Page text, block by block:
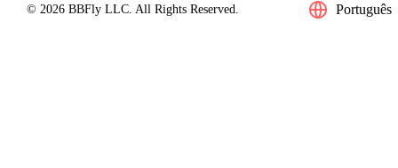
© 2026 BBFly LLC. All Rights Reserved. Português